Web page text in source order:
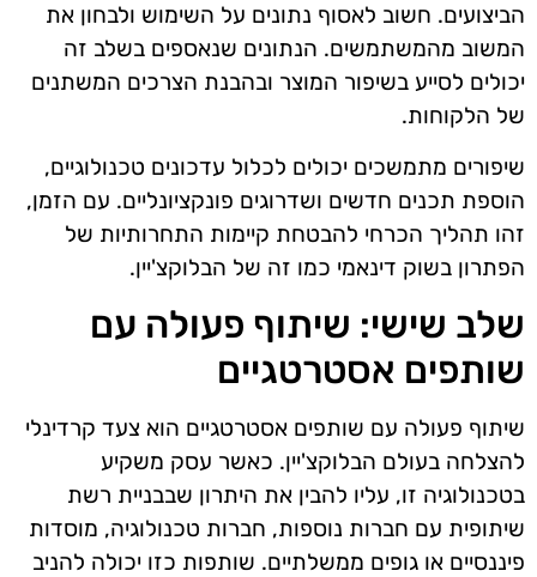
הביצועים. חשוב לאסוף נתונים על השימוש ולבחון את
המשוב מהמשתמשים. הנתונים שנאספים בשלב זה
יכולים לסייע בשיפור המוצר ובהבנת הצרכים המשתנים
של הלקוחות.
שיפורים מתמשכים יכולים לכלול עדכונים טכנולוגיים,
הוספת תכנים חדשים ושדרוגים פונקציונליים. עם הזמן,
זהו תהליך הכרחי להבטחת קיימות התחרותיות של
הפתרון בשוק דינאמי כמו זה של הבלוקצ'יין.
שלב שישי: שיתוף פעולה עם
שותפים אסטרטגיים
שיתוף פעולה עם שותפים אסטרטגיים הוא צעד קרדינלי
להצלחה בעולם הבלוקצ'יין. כאשר עסק משקיע
בטכנולוגיה זו, עליו להבין את היתרון שבבניית רשת
שיתופית עם חברות נוספות, חברות טכנולוגיה, מוסדות
פיננסיים או גופים ממשלתיים. שותפות כזו יכולה להניב